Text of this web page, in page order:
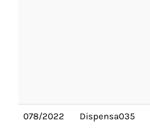
078/2022 Dispensa035